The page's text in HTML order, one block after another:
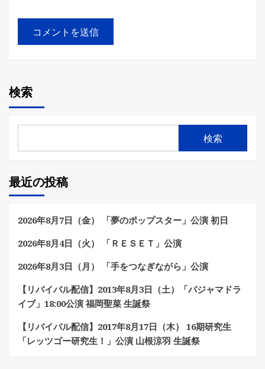
検索
検索
最近の投稿
2026年8月7日（金） 「夢のポップスター」公演 初日
2026年8月4日（火） 「ＲＥＳＥＴ」公演
2026年8月3日（月） 「手をつなぎながら」公演
【リバイバル配信】2013年8月3日（土）「パジャマドラ
イブ」18:00公演 福岡聖菜 生誕祭
【リバイバル配信】2017年8月17日（木） 16期研究生
「レッツゴー研究生！」公演 山根涼羽 生誕祭